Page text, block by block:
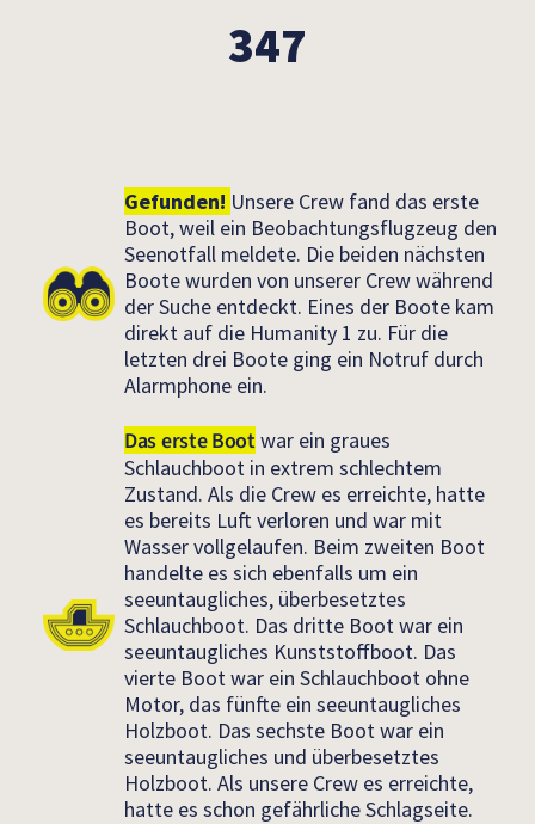
347
Gefunden! Unsere Crew fand das erste
Boot, weil ein Beobachtungsflugzeug den
Seenotfall meldete. Die beiden nächsten
Boote wurden von unserer Crew während
der Suche entdeckt. Eines der Boote kam
direkt auf die Humanity 1 zu. Für die
letzten drei Boote ging ein Notruf durch
Alarmphone ein.
Das erste Bootwar ein graues
Schlauchboot in extrem schlechtem
Zustand. Als die Crew es erreichte, hatte
es bereits Luft verloren und war mit
Wasser vollgelaufen. Beim zweiten Boot
handelte es sich ebenfalls um ein
seeuntaugliches, überbesetztes
Schlauchboot. Das dritte Boot war ein
seeuntaugliches Kunststoffboot. Das
vierte Boot war ein Schlauchboot ohne
Motor, das fünfte ein seeuntaugliches
Holzboot. Das sechste Boot war ein
seeuntaugliches und überbesetztes
Holzboot. Als unsere Crew es erreichte,
hatte es schon gefährliche Schlagseite.